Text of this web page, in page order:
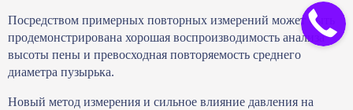
Посредством примерных повторных измерений может быть
продемонстрирована хорошая воспроизводимость анализа
высоты пены и превосходная повторяемость среднего
диаметра пузырька.
Новый метод измерения и сильное влияние давления на